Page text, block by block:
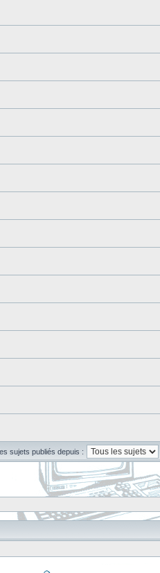
sujets publiés depuis :